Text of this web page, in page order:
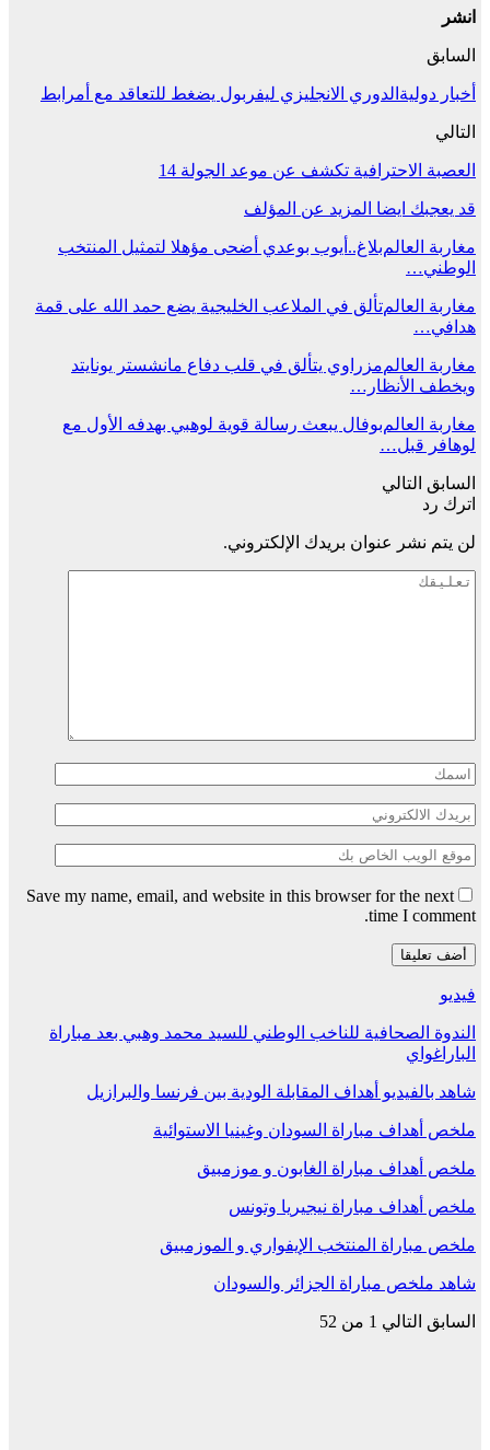
انشر
السابق
أخبار دوليةالدوري الانجليزي ليفربول يضغط للتعاقد مع أمرابط
التالي
العصبة الاحترافية تكشف عن موعد الجولة 14
قد يعجبك ايضا المزيد عن المؤلف
مغاربة العالمبلاغ..أيوب بوعدي أضحى مؤهلا لتمثيل المنتخب
الوطني…
مغاربة العالمتألق في الملاعب الخليجية يضع حمد الله على قمة
هدافي…
مغاربة العالممزراوي يتألق في قلب دفاع مانشستر يونايتد
ويخطف الأنظار…
مغاربة العالمبوفال يبعث رسالة قوية لوهبي بهدفه الأول مع
لوهافر قبل…
السابق التالي
اترك رد
لن يتم نشر عنوان بريدك الإلكتروني.
Save my name, email, and website in this browser for the next
time I comment.
فيديو
الندوة الصحافية للناخب الوطني للسيد محمد وهبي بعد مباراة
الباراغواي
شاهد بالفيديو أهداف المقابلة الودية بين فرنسا والبرازيل
ملخص أهداف مباراة السودان وغينيا الاستوائية
ملخص أهداف مباراة الغابون و موزمبيق
ملخص أهداف مباراة نيجيريا وتونس
ملخص مباراة المنتخب الإيفواري و الموزمبيق
شاهد ملخص مباراة الجزائر والسودان
السابق التالي 1 من 52